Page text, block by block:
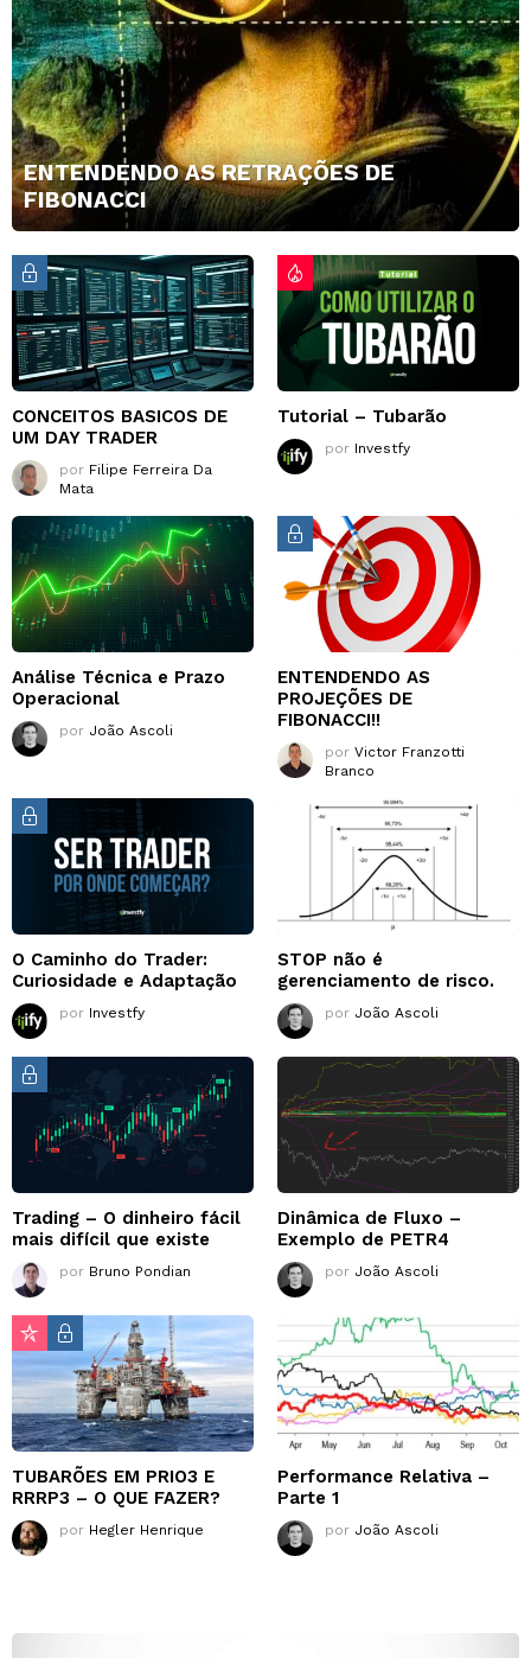
ENTENDENDO AS RETRAÇÕES DE
FIBONACCI
CONCEITOS BASICOS DE
UM DAY TRADER
por Filipe Ferreira Da
Mata
Tutorial – Tubarão
por Investfy
Análise Técnica e Prazo
Operacional
por João Ascoli
ENTENDENDO AS
PROJEÇÕES DE
FIBONACCI!!
por Victor Franzotti
Branco
O Caminho do Trader:
Curiosidade e Adaptação
por Investfy
STOP não é
gerenciamento de risco.
por João Ascoli
Trading – O dinheiro fácil
mais difícil que existe
por Bruno Pondian
Dinâmica de Fluxo –
Exemplo de PETR4
por João Ascoli
TUBARÕES EM PRIO3 E
RRRP3 – O QUE FAZER?
por Hegler Henrique
Performance Relativa –
Parte 1
por João Ascoli